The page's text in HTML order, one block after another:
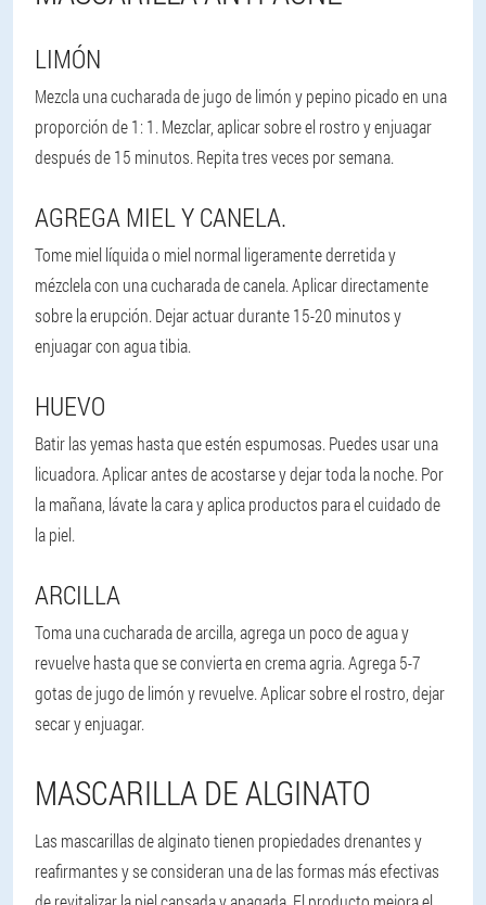
LIMÓN
Mezcla una cucharada de jugo de limón y pepino picado en una
proporción de 1: 1. Mezclar, aplicar sobre el rostro y enjuagar
después de 15 minutos. Repita tres veces por semana.
AGREGA MIEL Y CANELA.
Tome miel líquida o miel normal ligeramente derretida y
mézclela con una cucharada de canela. Aplicar directamente
sobre la erupción. Dejar actuar durante 15-20 minutos y
enjuagar con agua tibia.
HUEVO
Batir las yemas hasta que estén espumosas. Puedes usar una
licuadora. Aplicar antes de acostarse y dejar toda la noche. Por
la mañana, lávate la cara y aplica productos para el cuidado de
la piel.
ARCILLA
Toma una cucharada de arcilla, agrega un poco de agua y
revuelve hasta que se convierta en crema agria. Agrega 5-7
gotas de jugo de limón y revuelve. Aplicar sobre el rostro, dejar
secar y enjuagar.
MASCARILLA DE ALGINATO
Las mascarillas de alginato tienen propiedades drenantes y
reafirmantes y se consideran una de las formas más efectivas